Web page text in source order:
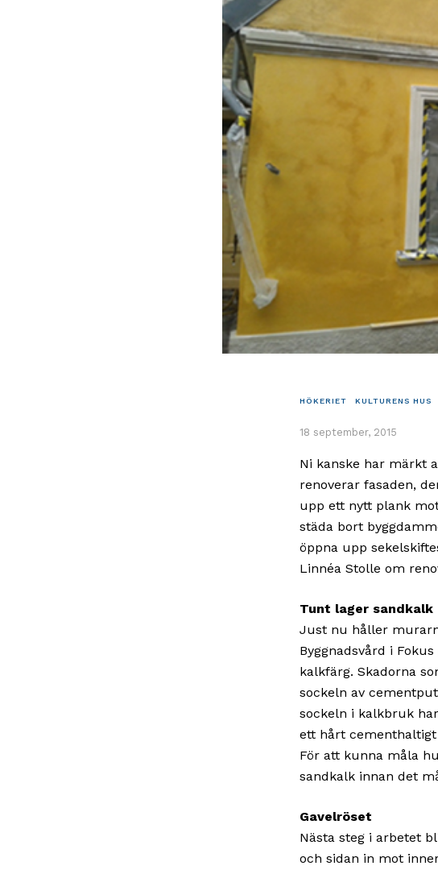
HÖKERIET KULTURENS HUS
18 september, 2015
Ni kanske har märkt
renoverar fasaden,
upp ett nytt plank
städa bort
öppna upp
Linnéa Stolle om
Tunt lager sandkalk
Just nu håller
Byggnadsvård i
kalkfärg. Skadorna
sockeln av
sockeln i kalkbruk
ett hårt
För att kunna måla
sandkalk innan det
Gavelröset
Nästa steg i arbetet
och sidan in mot